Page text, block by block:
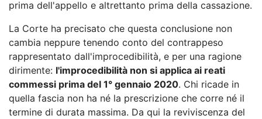
prima dell'appello e altrettanto prima della cassazione.
La Corte ha precisato che questa conclusione non
cambia neppure tenendo conto del contrappeso
rappresentato dall'improcedibilità, e per una ragione
dirimente: l'improcedibilità non si applica ai reati
commessi prima del 1° gennaio 2020. Chi ricade in
quella fascia non ha né la prescrizione che corre né il
termine di durata massima. Da qui la reviviscenza del